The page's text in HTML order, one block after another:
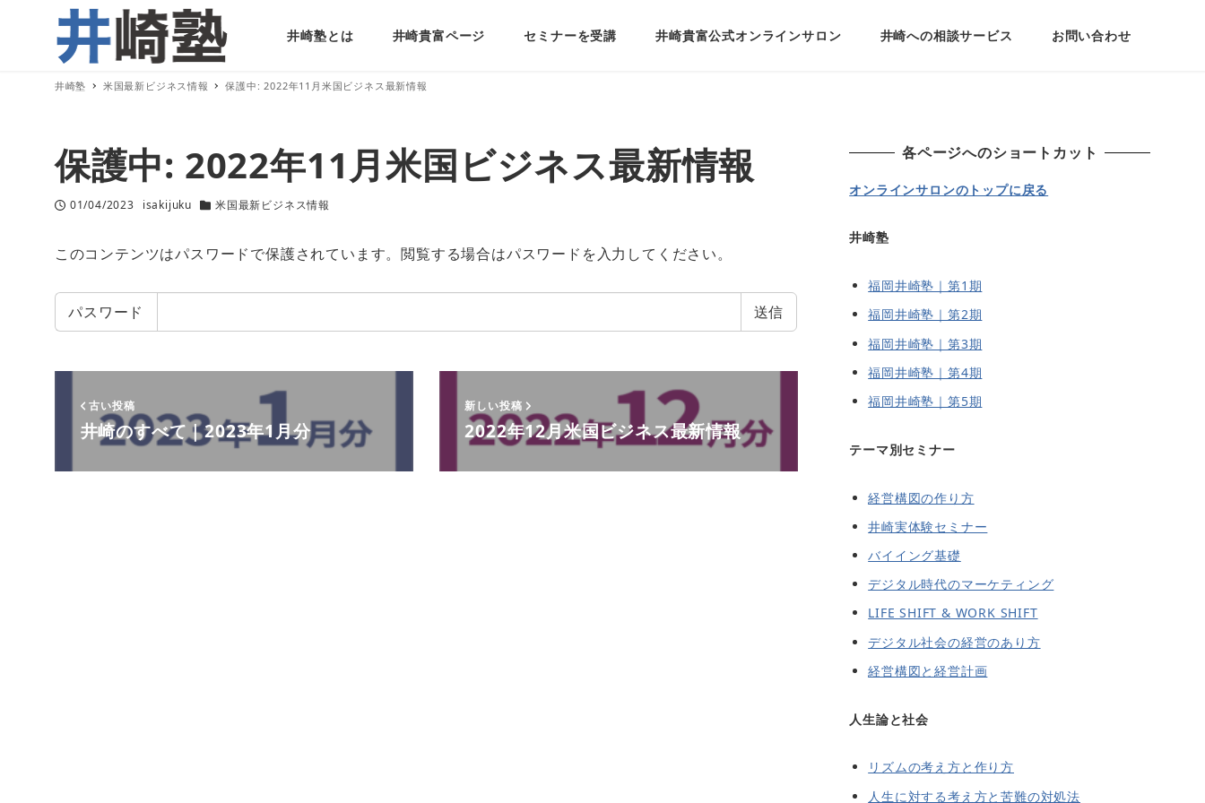
井崎塾とは 井崎貴富ページ セミナーを受講 井崎貴富公式オンラインサロン 井崎への相談サービス お問い合わせ
井崎塾 米国最新ビジネス情報 保護中: 2022年11月米国ビジネス最新情報
保護中: 2022年11月米国ビジネス最新情報
投稿日
01/04/2023
著
isakijuku
カテゴリー
米国最新ビジネス情報
このコンテンツはパスワードで保護されています。閲覧する場合はパスワードを入力してください。
パスワード
古い投稿
井崎のすべて｜2023年1月分
新しい投稿
2022年12月米国ビジネス最新情報
各ページへのショートカット
オンラインサロンのトップに戻る
井崎塾
福岡井崎塾｜第1期
福岡井崎塾｜第2期
福岡井崎塾｜第3期
福岡井崎塾｜第4期
福岡井崎塾｜第5期
テーマ別セミナー
経営構図の作り方
井崎実体験セミナー
バイイング基礎
デジタル時代のマーケティング
LIFE SHIFT & WORK SHIFT
デジタル社会の経営のあり方
経営構図と経営計画
人生論と社会
リズムの考え方と作り方
人生に対する考え方と苦難の対処法